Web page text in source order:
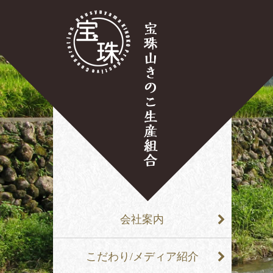
会社案内
こだわり/メディア紹介